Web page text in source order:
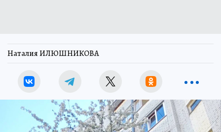
Наталия ИЛЮШНИКОВА